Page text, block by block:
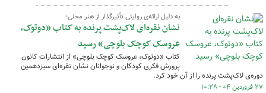
به دلیل ارائه‌ی روایتی تأثیرگذار از هنر محلی؛
نشان نقره‌ای لاک‌پشت پرنده به کتاب «دوتوک،
عروسک کوچک بلوچی» رسید
کتاب «دوتوک، عروسک کوچک بلوچی» از انتشارات کانون
پرورش فکری کودکان و نوجوانان نشان نقره‌ای سیزدهمین
دوره‌ی لاک‌پشت پرنده را از آن خود کرد.
۲۷ فروردین ۰۴ - ۱۰:۲۸